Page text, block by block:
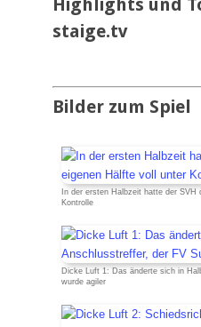
Das SVH Lied
Sponsoren
Satzung
SVH Jugendkonzept
Abteilungen
Aktive
Alte Herren
staige.tv
Bilder zum Spiel
In der ersten Halbzeit hatte der SVH
Kontrolle
Dicke Luft 1: Das änderte sich in
wurde agiler